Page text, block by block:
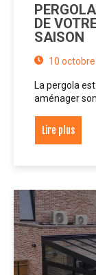
DE
SAISON
10
La pergola
aménager
Lire plus